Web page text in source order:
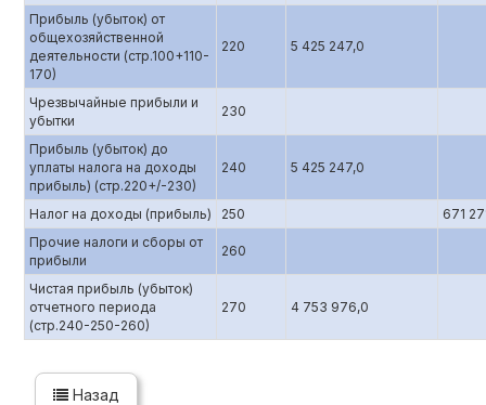
Прибыль (убыток) от
общехозяйственной
деятельности (стр.100+110-
170)
220 5 425 247,0
Чрезвычайные прибыли и
убытки
230
Прибыль (убыток) до
уплаты налога на доходы
прибыль) (стр.220+/-230)
240 5 425 247,0
Налог на доходы (прибыль) 250
671
Прочие налоги и сборы от
прибыли
260
Чистая прибыль (убыток)
отчетного периода
(стр.240-250-260)
270 4 753 976,0
Назад